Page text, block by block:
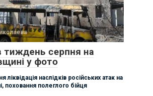
тиждень серпня на
у фото
ліквідація наслідків російських атак на
поховання полеглого бійця